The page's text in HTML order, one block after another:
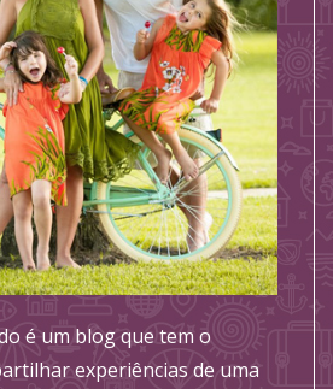
é um blog que tem o
experiências de uma